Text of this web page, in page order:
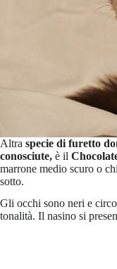
Altra specie di furetto
conosciute, è il
marrone medio scuro o
sotto.
Gli occhi sono neri e
tonalità. Il nasino si